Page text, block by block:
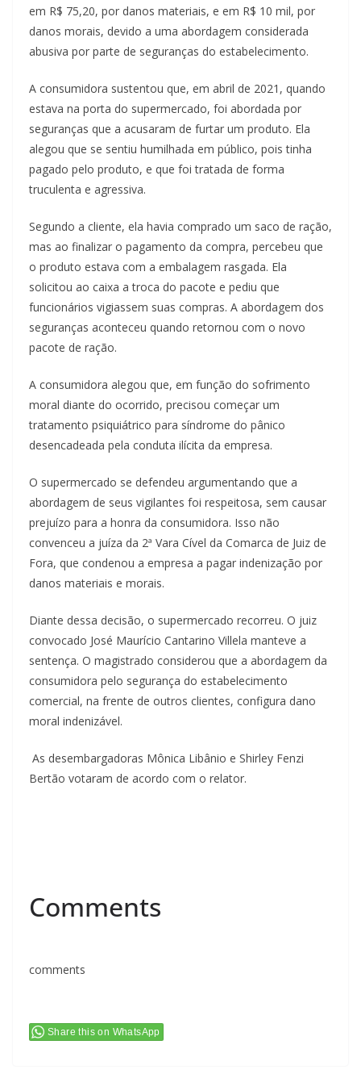
em R$ 75,20, por danos materiais, e em R$ 10 mil, por
danos morais, devido a uma abordagem considerada
abusiva por parte de seguranças do estabelecimento.
A consumidora sustentou que, em abril de 2021, quando
estava na porta do supermercado, foi abordada por
seguranças que a acusaram de furtar um produto. Ela
alegou que se sentiu humilhada em público, pois tinha
pagado pelo produto, e que foi tratada de forma
truculenta e agressiva.
Segundo a cliente, ela havia comprado um saco de ração,
mas ao finalizar o pagamento da compra, percebeu que
o produto estava com a embalagem rasgada. Ela
solicitou ao caixa a troca do pacote e pediu que
funcionários vigiassem suas compras. A abordagem dos
seguranças aconteceu quando retornou com o novo
pacote de ração.
A consumidora alegou que, em função do sofrimento
moral diante do ocorrido, precisou começar um
tratamento psiquiátrico para síndrome do pânico
desencadeada pela conduta ilícita da empresa.
O supermercado se defendeu argumentando que a
abordagem de seus vigilantes foi respeitosa, sem causar
prejuízo para a honra da consumidora. Isso não
convenceu a juíza da 2ª Vara Cível da Comarca de Juiz de
Fora, que condenou a empresa a pagar indenização por
danos materiais e morais.
Diante dessa decisão, o supermercado recorreu. O juiz
convocado José Maurício Cantarino Villela manteve a
sentença. O magistrado considerou que a abordagem da
consumidora pelo segurança do estabelecimento
comercial, na frente de outros clientes, configura dano
moral indenizável.
As desembargadoras Mônica Libânio e Shirley Fenzi
Bertão votaram de acordo com o relator.
Comments
comments
Share this on WhatsApp